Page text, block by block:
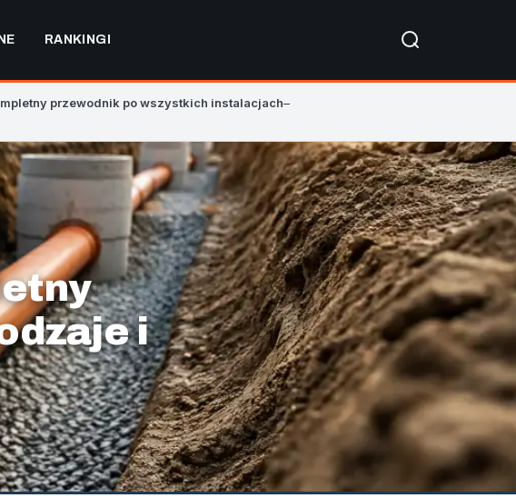
RANKINGI
przewodnik po wszystkich instalacjach–
i